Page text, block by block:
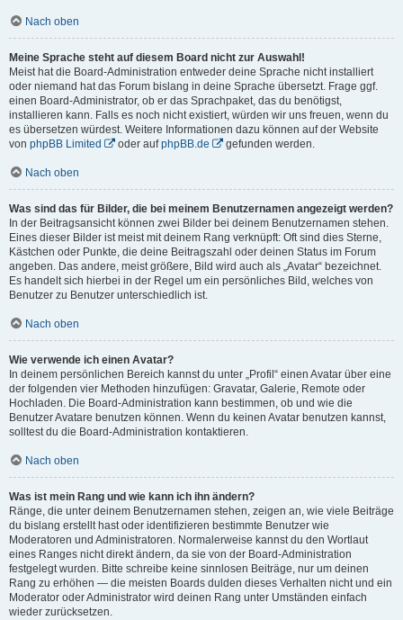
Nach oben
Meine Sprache steht auf diesem Board nicht zur Auswahl!
Meist hat die Board-Administration entweder deine Sprache nicht installiert
oder niemand hat das Forum bislang in deine Sprache übersetzt. Frage ggf.
einen Board-Administrator, ob er das Sprachpaket, das du benötigst,
installieren kann. Falls es noch nicht existiert, würden wir uns freuen, wenn du
es übersetzen würdest. Weitere Informationen dazu können auf der Website
von phpBB Limited oder aufphpBB.de gefunden werden.
Nach oben
Was sind das für Bilder, die bei meinem Benutzernamen angezeigt werden?
In der Beitragsansicht können zwei Bilder bei deinem Benutzernamen stehen.
Eines dieser Bilder ist meist mit deinem Rang verknüpft: Oft sind dies Sterne,
Kästchen oder Punkte, die deine Beitragszahl oder deinen Status im Forum
angeben. Das andere, meist größere, Bild wird auch als „Avatar“ bezeichnet.
Es handelt sich hierbei in der Regel um ein persönliches Bild, welches von
Benutzer zu Benutzer unterschiedlich ist.
Nach oben
Wie verwende ich einen Avatar?
In deinem persönlichen Bereich kannst du unter „Profil“ einen Avatar über eine
der folgenden vier Methoden hinzufügen: Gravatar, Galerie, Remote oder
Hochladen. Die Board-Administration kann bestimmen, ob und wie die
Benutzer Avatare benutzen können. Wenn du keinen Avatar benutzen kannst,
solltest du die Board-Administration kontaktieren.
Nach oben
Was ist mein Rang und wie kann ich ihn ändern?
Ränge, die unter deinem Benutzernamen stehen, zeigen an, wie viele Beiträge
du bislang erstellt hast oder identifizieren bestimmte Benutzer wie
Moderatoren und Administratoren. Normalerweise kannst du den Wortlaut
eines Ranges nicht direkt ändern, da sie von der Board-Administration
festgelegt wurden. Bitte schreibe keine sinnlosen Beiträge, nur um deinen
Rang zu erhöhen — die meisten Boards dulden dieses Verhalten nicht und ein
Moderator oder Administrator wird deinen Rang unter Umständen einfach
wieder zurücksetzen.